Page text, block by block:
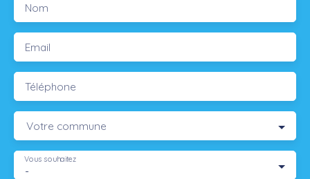
Nom
Email
Téléphone
Votre commune
-
Vous souhaitez